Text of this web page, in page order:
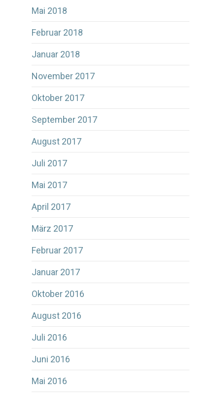
Mai 2018
Februar 2018
Januar 2018
November 2017
Oktober 2017
September 2017
August 2017
Juli 2017
Mai 2017
April 2017
März 2017
Februar 2017
Januar 2017
Oktober 2016
August 2016
Juli 2016
Juni 2016
Mai 2016